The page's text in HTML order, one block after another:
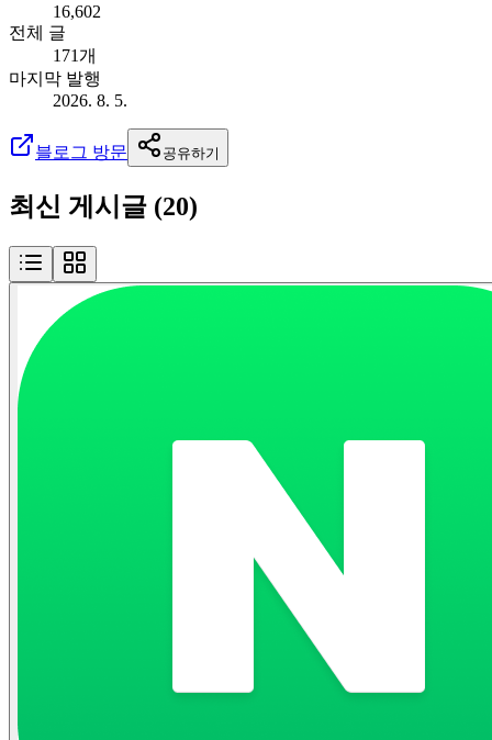
16,602
전체 글
171개
마지막 발행
2026. 8. 5.
블로그 방문 공유하기
최신 게시글 (20)